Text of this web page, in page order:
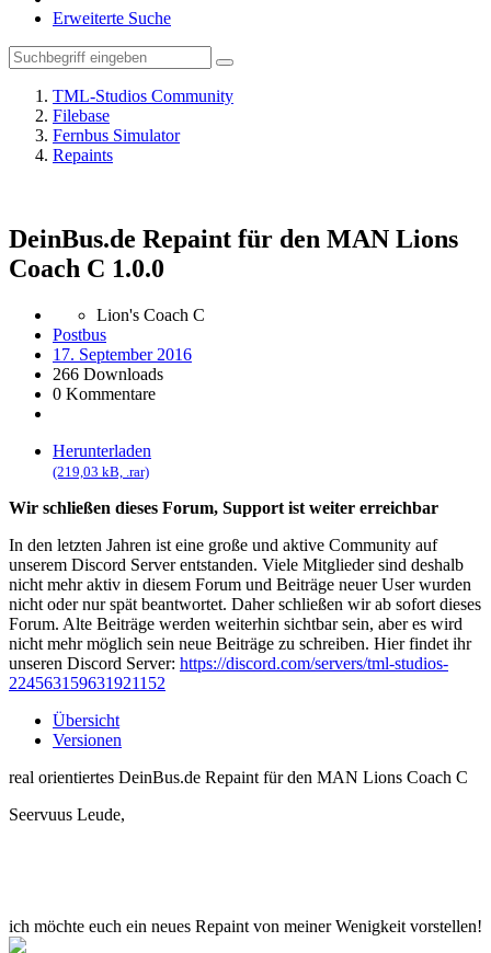
Erweiterte Suche
TML-Studios Community
Filebase
Fernbus Simulator
Repaints
DeinBus.de Repaint für den MAN Lions
Coach C 1.0.0
Lion's Coach C
Postbus
17. September 2016
266 Downloads
0 Kommentare
Herunterladen
(219,03 kB, .rar)
Wir schließen dieses Forum, Support ist weiter erreichbar
In den letzten Jahren ist eine große und aktive Community auf
unserem Discord Server entstanden. Viele Mitglieder sind deshalb
nicht mehr aktiv in diesem Forum und Beiträge neuer User wurden
nicht oder nur spät beantwortet. Daher schließen wir ab sofort dieses
Forum. Alte Beiträge werden weiterhin sichtbar sein, aber es wird
nicht mehr möglich sein neue Beiträge zu schreiben. Hier findet ihr
unseren Discord Server: https://discord.com/servers/tml-studios-
224563159631921152
Übersicht
Versionen
real orientiertes DeinBus.de Repaint für den MAN Lions Coach C
Seervuus Leude,
ich möchte euch ein neues Repaint von meiner Wenigkeit vorstellen!